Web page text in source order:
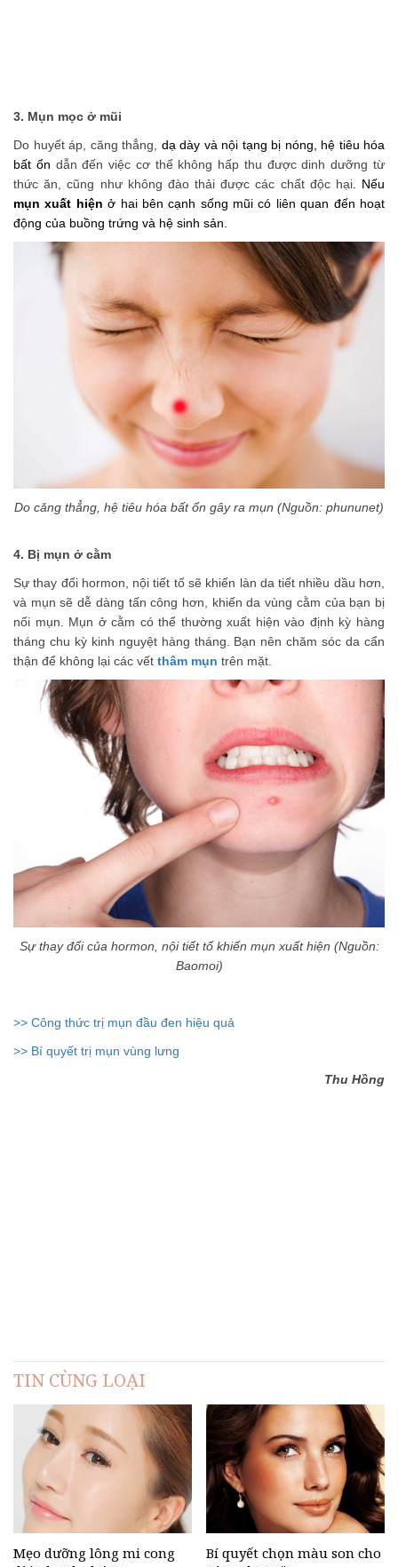
3. Mụn mọc ở mũi
Do huyết áp, căng thẳng, dạ dày và nội tạng bị nóng, hệ tiêu hóa
bất ổn dẫn đến việc cơ thể không hấp thu được dinh dưỡng từ
thức ăn, cũng như không đào thải được các chất độc hại. Nếu
mụn xuất hiện ở hai bên cạnh sống mũi có liên quan đến hoạt
động của buồng trứng và hệ sinh sản.
Do căng thẳng, hệ tiêu hóa bất ổn gây ra mụn (Nguồn: phununet)
4. Bị mụn ở cằm
Sự thay đổi hormon, nội tiết tố sẽ khiến làn da tiết nhiều dầu hơn,
và mụn sẽ dễ dàng tấn công hơn, khiến da vùng cằm của bạn bị
nổi mụn. Mụn ở cằm có thể thường xuất hiện vào định kỳ hàng
tháng chu kỳ kinh nguyệt hàng tháng. Bạn nên chăm sóc da cẩn
thận để không lại các vết thâm mụn trên mặt.
Sự thay đổi của hormon, nội tiết tố khiến mụn xuất hiện (Nguồn:
Baomoi)
>> Công thức trị mụn đầu đen hiệu quả
>> Bí quyết trị mụn vùng lưng
Thu Hồng
TIN CÙNG LOẠI
Mẹo dưỡng lông mi cong
Bí quyết chọn màu son cho